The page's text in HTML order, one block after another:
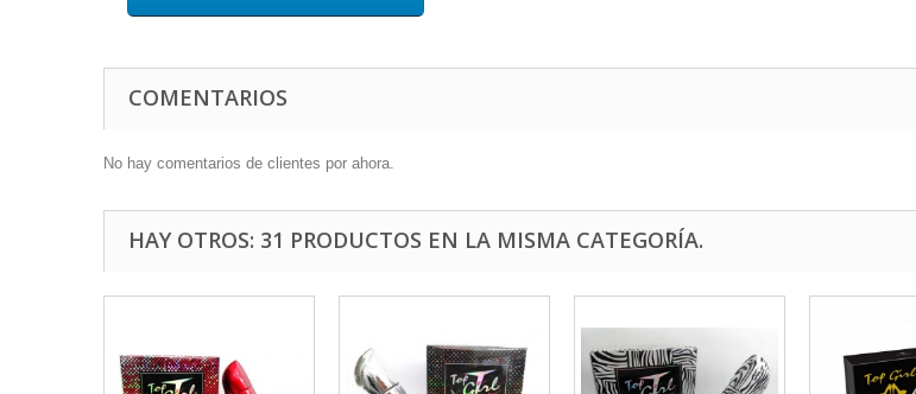
COMENTARIOS
No hay comentarios de clientes por ahora.
HAY OTROS: 31 PRODUCTOS EN LA MISMA CATEGORÍA.